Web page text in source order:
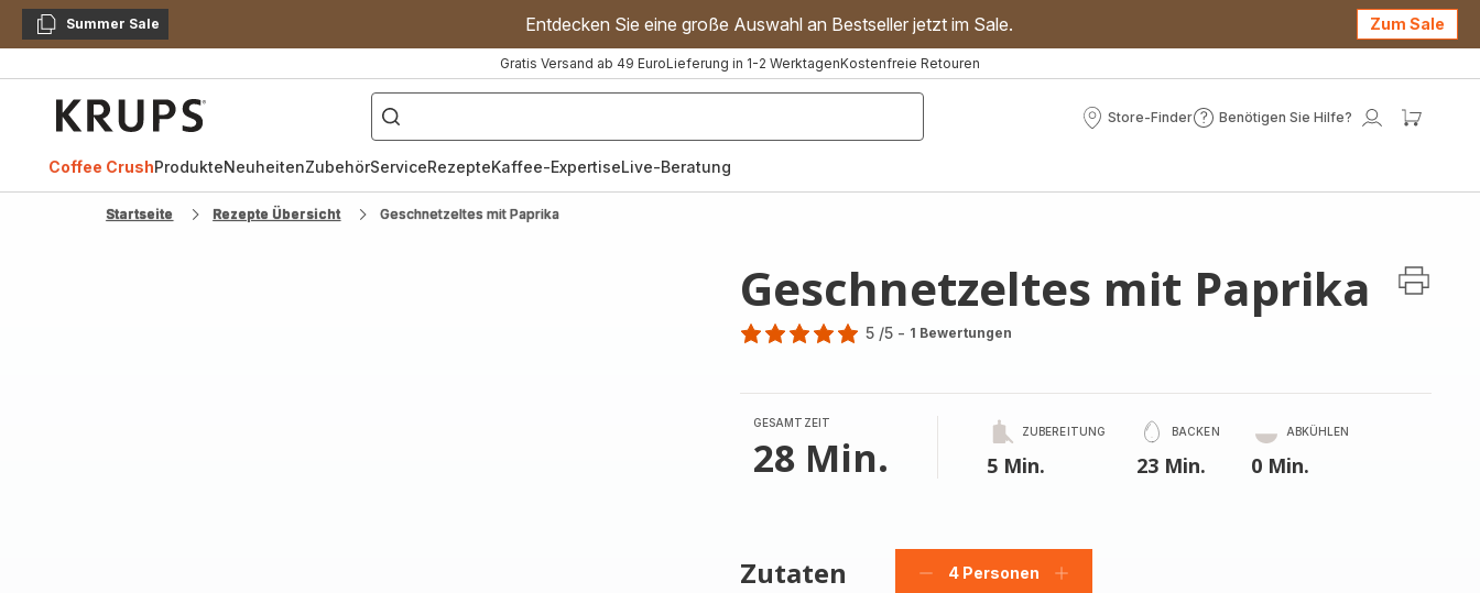
KopierenSummer Sale Entdecken Sie eine große Auswahl an Bestseller jetzt im Sale. Zum Sale
Gratis Versand ab 49 EuroLieferung in 1-2 WerktagenKostenfreie Retouren
["Kaffeevollautomat","Handmixer","Waffeleisen"]
Store-Finder
Store-
Benötigen Sie Hilfe?
Benötigen
Mein
Coffee CrushProdukteNeuheitenZubehörServiceRezepteKaffee-ExpertiseLive-Beratung
Startseite Rezepte Übersicht Geschnetzeltes mit Paprika
Geschnetzeltes mit Paprika
5
Sternen
(Durchschnitt)
5 /5 - 1 Bewertungen
GESAMTZEIT
28 Min.
ZUBEREITUNG
5 Min.
BACKEN
23 Min.
ABKÜHLEN
0 Min.
Zutaten
Personen
4 Personen
Personen